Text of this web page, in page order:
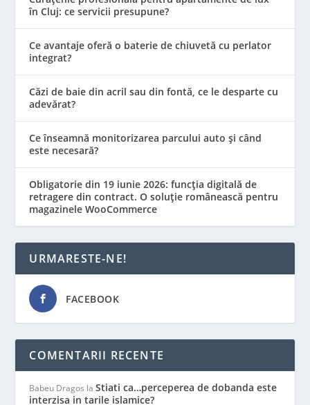
în Cluj: ce servicii presupune?
Ce avantaje oferă o baterie de chiuvetă cu perlator
integrat?
Căzi de baie din acril sau din fontă, ce le desparte cu
adevărat?
Ce înseamnă monitorizarea parcului auto și când
este necesară?
Obligatorie din 19 iunie 2026: funcția digitală de
retragere din contract. O soluție românească pentru
magazinele WooCommerce
URMARESTE-NE!
FACEBOOK
COMENTARII RECENTE
Babeu Dragos laStiati ca…perceperea de dobanda este
interzisa in tarile islamice?